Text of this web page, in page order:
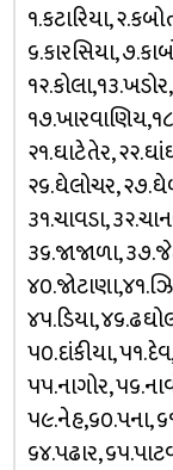
૧.કટારિયા,
૬.કારસિયા,
૨૧.ઘાટેતેર,
૨૬.ઘેલોચર,
૩૧.ચાવડા,
૩૬.જાજાળા,
૪૫.ડિયા,
૫૦.દાંકીયા,
૫૫.નાગોર,
૫૯.નેહ,૬૦.પના,
૬૪.પઢાર,